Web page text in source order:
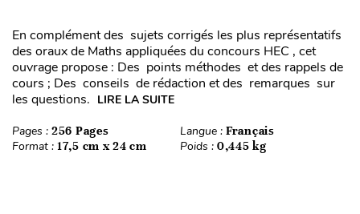
En complément des sujets corrigés les plus représentatifs
des oraux de Maths appliquées du concours HEC , cet
ouvrage propose : Des points méthodes et des rappels de
cours ; Des conseils de rédaction et des remarques sur
les questions. LIRE LA SUITE
Pages : 256 Pages Langue : Français
Format : 17,5 cm x 24 cm Poids : 0,445 kg